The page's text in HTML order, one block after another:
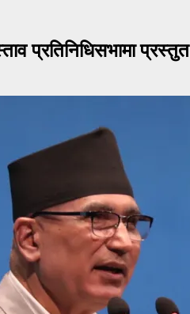
प्रतिनिधिसभामा प्रस्तुत